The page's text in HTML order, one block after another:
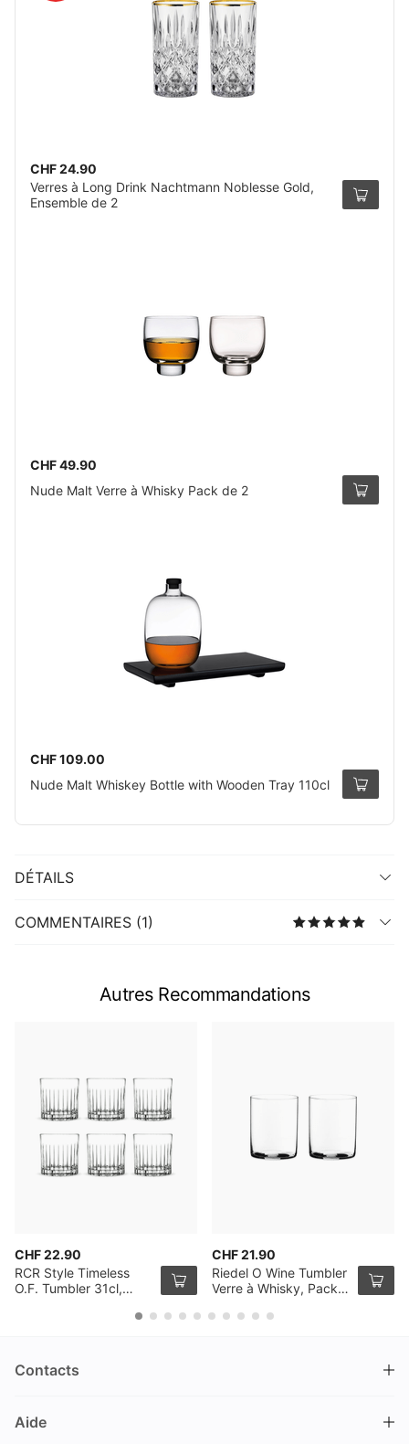
CHF 24.90
Verres à Long Drink Nachtmann Noblesse Gold,
Ensemble de 2
CHF 49.90
Nude Malt Verre à Whisky Pack de 2
CHF 109.00
Nude Malt Whiskey Bottle with Wooden Tray 110cl
DÉTAILS
COMMENTAIRES (1)
Autres Recommandations
CHF 22.90
RCR Style Timeless
O.F. Tumbler 31cl,
CHF 21.90
Riedel O Wine Tumbler
Verre à Whisky, Pack
Contacts
Nüschelerstrasse 35
Aide